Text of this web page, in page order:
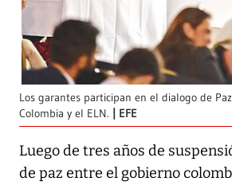
Los garantes participan en el dialogo de
Colombia y el ELN.
EFE
Luego de tres años de
de paz entre el gobierno